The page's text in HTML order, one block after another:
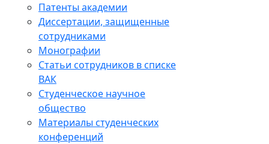
Патенты академии
Диссертации, защищенные
сотрудниками
Монографии
Статьи сотрудников в списке
ВАК
Студенческое научное
общество
Материалы студенческих
конференций